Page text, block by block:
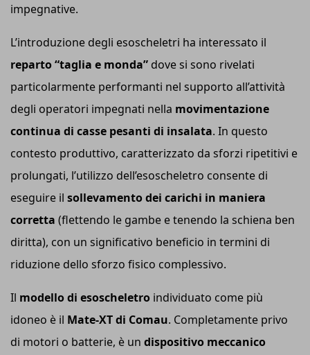
impegnative.
L’introduzione degli esoscheletri ha interessato il
reparto “taglia e monda” dove si sono rivelati
particolarmente performanti nel supporto all’attività
degli operatori impegnati nella movimentazione
continua di casse pesanti di insalata. In questo
contesto produttivo, caratterizzato da sforzi ripetitivi e
prolungati, l’utilizzo dell’esoscheletro consente di
eseguire il sollevamento dei carichi in maniera
corretta (flettendo le gambe e tenendo la schiena ben
diritta), con un significativo beneficio in termini di
riduzione dello sforzo fisico complessivo.
Il modello di esoscheletro individuato come più
idoneo è il Mate-XT di Comau. Completamente privo
di motori o batterie, è un dispositivo meccanico